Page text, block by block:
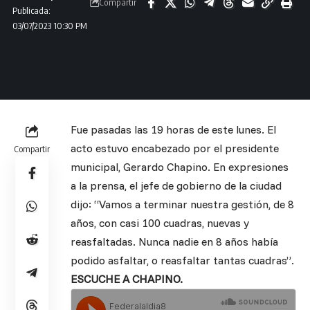
Publicada:
03/07/2023 10:30 PM
Compartir
Fue pasadas las 19 horas de este lunes. El
acto estuvo encabezado por el presidente
municipal, Gerardo Chapino. En expresiones
a la prensa, el jefe de gobierno de la ciudad
dijo: “Vamos a terminar nuestra gestión, de 8
años, con casi 100 cuadras, nuevas y
reasfaltadas. Nunca nadie en 8 años había
podido asfaltar, o reasfaltar tantas cuadras”.
ESCUCHE A CHAPINO.